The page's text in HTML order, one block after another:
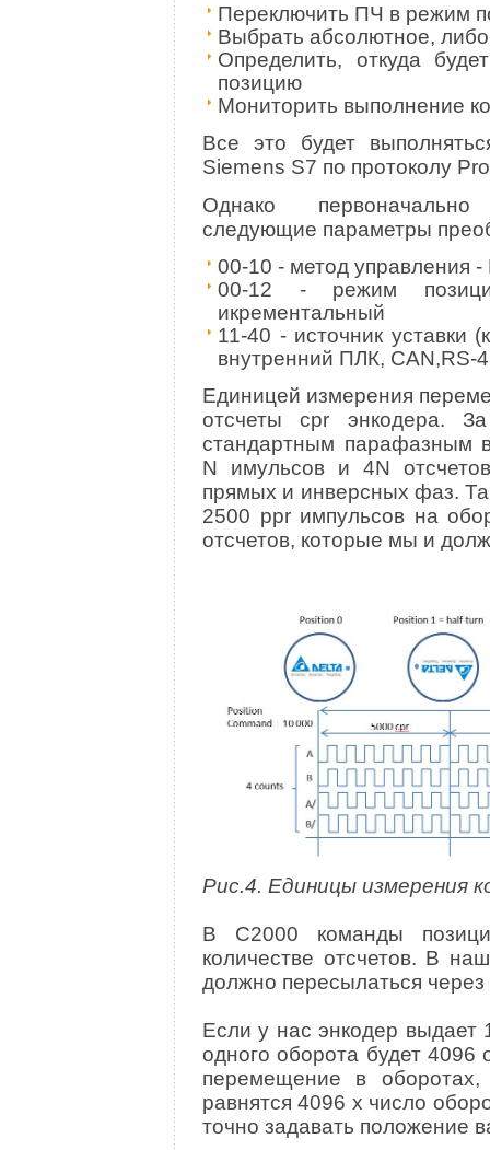
Переключить ПЧ в режим
Выбрать абсолютное,
Определить, откуда
позицию
Мониторить выполнение
Все это будет
Siemens S7 по протоколу
Однако первоначально
следующие параметры
00-10 - метод управления -
00-12 - режим
икрементальный
11-40 - источник уставки
внутренний ПЛК, CAN,RS-
Единицей измерения
отсчеты cpr энкодера.
стандартным парафазным
N имульсов и 4N
прямых и инверсных фаз.
2500 ppr импульсов на
отсчетов, которые мы и
Рис.4. Единицы измерения
В C2000 команды
количестве отсчетов. В
должно пересылаться
Если у нас энкодер выдает
одного оборота будет
перемещение в
равнятся 4096 x число
точно задавать положение